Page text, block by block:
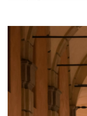
cultura
industria e
collettività
pubblica